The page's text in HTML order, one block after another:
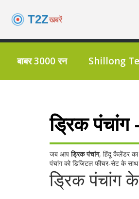
बाबर 3000 रन Shillong
ड्रिक पंचांग
जब आपड्रिक पंचांग, हिंदू कैलेंडर
पंचांग को डिजिटल फीचर‑सेट के साथ
ड्रिक पंचांग